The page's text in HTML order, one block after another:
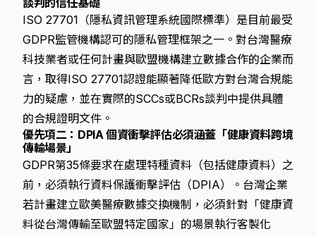
談判的信任基礎
ISO 27701（隱私資訊管理系統國際標準）是目前最受
GDPR監管機構認可的隱私管理框架之一。對台灣醫療
科技業者或任何計畫與歐盟機構建立數據合作的企業而
言，取得ISO 27701認證能顯著降低歐方對台灣合規能
力的疑慮，並在實際的SCCs或BCRs談判中提供具體
的合規證明文件。
優先項二：DPIA 個資衝擊評估必須涵蓋「健康資料跨境
傳輸場景」
GDPR第35條要求在處理特種資料（包括健康資料）之
前，必須執行資料保護衝擊評估（DPIA）。台灣企業
若計畫建立歐美醫療數據交換機制，必須針對「健康資
料從台灣傳輸至歐盟特定國家」的場景執行客製化